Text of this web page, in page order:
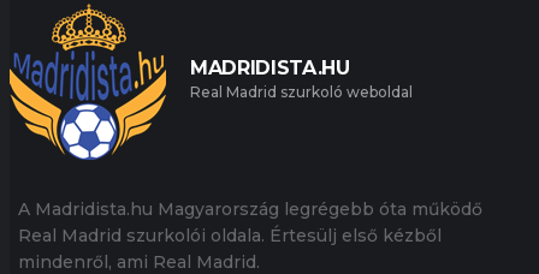
MADRIDISTA.HU
Real Madrid szurkoló weboldal
A Madridista.hu Magyarország legrégebb óta működő
Real Madrid szurkolói oldala. Értesülj első kézből
mindenről, ami Real Madrid.